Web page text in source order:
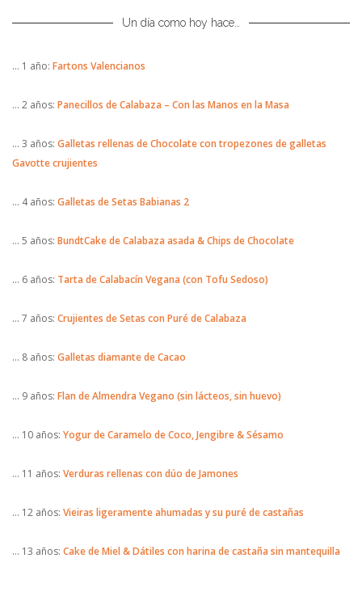
Un día como hoy hace…
… 1 año: Fartons Valencianos
… 2 años: Panecillos de Calabaza – Con las Manos en la Masa
… 3 años: Galletas rellenas de Chocolate con tropezones de galletas
Gavotte crujientes
… 4 años: Galletas de Setas Babianas 2
… 5 años: BundtCake de Calabaza asada & Chips de Chocolate
… 6 años: Tarta de Calabacín Vegana (con Tofu Sedoso)
… 7 años: Crujientes de Setas con Puré de Calabaza
… 8 años: Galletas diamante de Cacao
… 9 años: Flan de Almendra Vegano (sin lácteos, sin huevo)
… 10 años: Yogur de Caramelo de Coco, Jengibre & Sésamo
… 11 años: Verduras rellenas con dúo de Jamones
… 12 años: Vieiras ligeramente ahumadas y su puré de castañas
… 13 años: Cake de Miel & Dátiles con harina de castaña sin mantequilla